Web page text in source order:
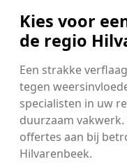
Kies voor
de regio
Een strakke
tegen
specialisten in uw
duurzaam
offertes aan bij
Hilvarenbeek.